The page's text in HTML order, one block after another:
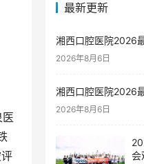
最新更新
湘西口腔医院2026
2026年8月6日
湘西口腔医院2026
2026年8月6日
会